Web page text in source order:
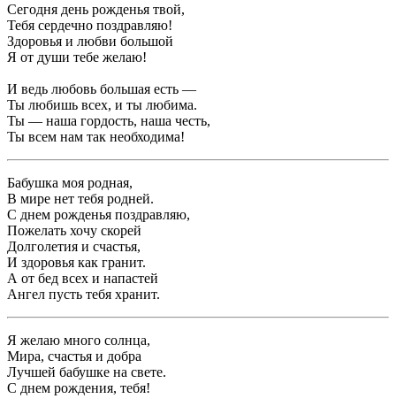
Сегодня день рожденья твой,
Тебя сердечно поздравляю!
Здоровья и любви большой
Я от души тебе желаю!
И ведь любовь большая есть —
Ты любишь всех, и ты любима.
Ты — наша гордость, наша честь,
Ты всем нам так необходима!
Бабушка моя родная,
В мире нет тебя родней.
С днем рожденья поздравляю,
Пожелать хочу скорей
Долголетия и счастья,
И здоровья как гранит.
А от бед всех и напастей
Ангел пусть тебя хранит.
Я желаю много солнца,
Мира, счастья и добра
Лучшей бабушке на свете.
С днем рождения, тебя!